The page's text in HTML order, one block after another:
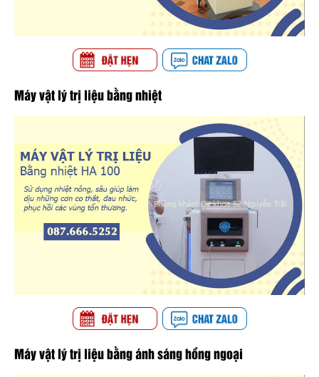
Máy vật lý trị liệu bằng nhiệt
Máy vật lý trị liệu bằng ánh sáng hồng ngoại